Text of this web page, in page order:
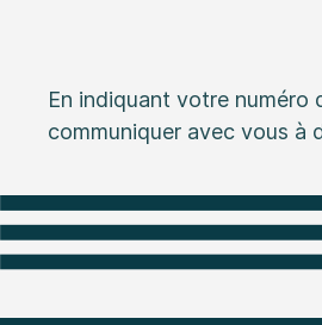
En indiquant votre
communiquer avec vous à